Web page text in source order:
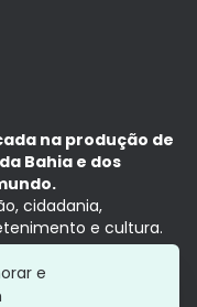
na produção de
Bahia e dos
cidadania,
e cultura.
tempo presente,
e